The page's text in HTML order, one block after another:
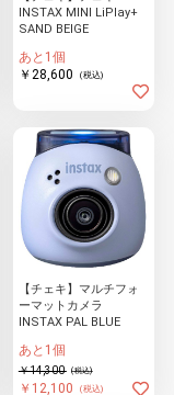
INSTAX MINI LiPlay+
SAND BEIGE
あと1個
￥28,600
(税込)
【チェキ】マルチフォ
ーマットカメラ
INSTAX PAL BLUE
あと1個
￥14,300 (税込)
￥12,100 (税込)